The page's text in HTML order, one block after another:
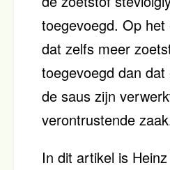
toegevoegd. Op
dat zelfs meer
toegevoegd dan
de saus zijn
verontrustende
In dit artikel is